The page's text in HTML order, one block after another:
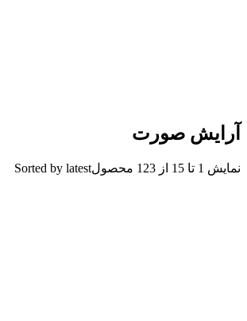
آرایش صورت
نمایش 1 تا 15 از 123 محصول Sorted by latest